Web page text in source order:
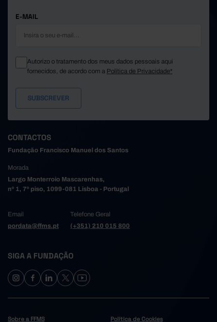
E-MAIL
Autorizo o tratamento dos meus dados pessoais aqui
fornecidos, de acordo com a Política de Privacidade*
CONTACTOS
Fundação Francisco Manuel dos Santos
Morada
Largo Monterroio Mascarenhas,
nº 1, 7º piso, 1099-081 Lisboa - Portugal
Email
pordata@ffms.pt
Telefone Geral
(+351) 210 015 800
SIGA A FUNDAÇÃO
Sobre a FFMS Política de Cookies